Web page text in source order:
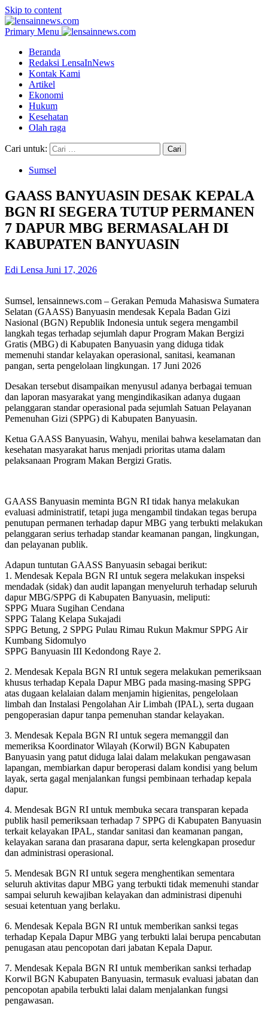
Skip to content
Primary Menu
Beranda
Redaksi LensaInNews
Kontak Kami
Artikel
Ekonomi
Hukum
Kesehatan
Olah raga
Cari untuk:
Sumsel
GAASS BANYUASIN DESAK KEPALA
BGN RI SEGERA TUTUP PERMANEN
7 DAPUR MBG BERMASALAH DI
KABUPATEN BANYUASIN
Edi Lensa Juni 17, 2026
Sumsel, lensainnews.com – Gerakan Pemuda Mahasiswa Sumatera
Selatan (GAASS) Banyuasin mendesak Kepala Badan Gizi
Nasional (BGN) Republik Indonesia untuk segera mengambil
langkah tegas terhadap sejumlah dapur Program Makan Bergizi
Gratis (MBG) di Kabupaten Banyuasin yang diduga tidak
memenuhi standar kelayakan operasional, sanitasi, keamanan
pangan, serta pengelolaan lingkungan. 17 Juni 2026
Desakan tersebut disampaikan menyusul adanya berbagai temuan
dan laporan masyarakat yang mengindikasikan adanya dugaan
pelanggaran standar operasional pada sejumlah Satuan Pelayanan
Pemenuhan Gizi (SPPG) di Kabupaten Banyuasin.
Ketua GAASS Banyuasin, Wahyu, menilai bahwa keselamatan dan
kesehatan masyarakat harus menjadi prioritas utama dalam
pelaksanaan Program Makan Bergizi Gratis.
GAASS Banyuasin meminta BGN RI tidak hanya melakukan
evaluasi administratif, tetapi juga mengambil tindakan tegas berupa
penutupan permanen terhadap dapur MBG yang terbukti melakukan
pelanggaran serius terhadap standar keamanan pangan, lingkungan,
dan pelayanan publik.
Adapun tuntutan GAASS Banyuasin sebagai berikut:
1. Mendesak Kepala BGN RI untuk segera melakukan inspeksi
mendadak (sidak) dan audit lapangan menyeluruh terhadap seluruh
dapur MBG/SPPG di Kabupaten Banyuasin, meliputi:
SPPG Muara Sugihan Cendana
SPPG Talang Kelapa Sukajadi
SPPG Betung, 2 SPPG Pulau Rimau Rukun Makmur SPPG Air
Kumbang Sidomulyo
SPPG Banyuasin III Kedondong Raye 2.
2. Mendesak Kepala BGN RI untuk segera melakukan pemeriksaan
khusus terhadap Kepala Dapur MBG pada masing-masing SPPG
atas dugaan kelalaian dalam menjamin higienitas, pengelolaan
limbah dan Instalasi Pengolahan Air Limbah (IPAL), serta dugaan
pengoperasian dapur tanpa pemenuhan standar kelayakan.
3. Mendesak Kepala BGN RI untuk segera memanggil dan
memeriksa Koordinator Wilayah (Korwil) BGN Kabupaten
Banyuasin yang patut diduga lalai dalam melakukan pengawasan
lapangan, membiarkan dapur beroperasi dalam kondisi yang belum
layak, serta gagal menjalankan fungsi pembinaan terhadap kepala
dapur.
4. Mendesak BGN RI untuk membuka secara transparan kepada
publik hasil pemeriksaan terhadap 7 SPPG di Kabupaten Banyuasin
terkait kelayakan IPAL, standar sanitasi dan keamanan pangan,
kelayakan sarana dan prasarana dapur, serta kelengkapan prosedur
dan administrasi operasional.
5. Mendesak BGN RI untuk segera menghentikan sementara
seluruh aktivitas dapur MBG yang terbukti tidak memenuhi standar
sampai seluruh kewajiban kelayakan dan administrasi dipenuhi
sesuai ketentuan yang berlaku.
6. Mendesak Kepala BGN RI untuk memberikan sanksi tegas
terhadap Kepala Dapur MBG yang terbukti lalai berupa pencabutan
penugasan atau pencopotan dari jabatan Kepala Dapur.
7. Mendesak Kepala BGN RI untuk memberikan sanksi terhadap
Korwil BGN Kabupaten Banyuasin, termasuk evaluasi jabatan dan
pencopotan apabila terbukti lalai dalam menjalankan fungsi
pengawasan.